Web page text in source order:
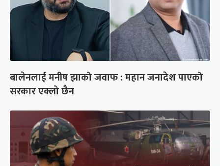
बालेनलाई मनीष झाको जवाफ : महान जनादेश पाएको
सरकार एक्लो छैन